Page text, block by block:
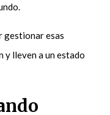
gestionar esas
y lleven a un estado